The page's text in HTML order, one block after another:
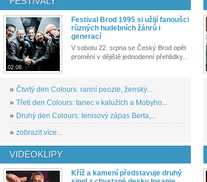
02.08.
Festival Brod 1995 si užijí fanoušci
různých hudebních žánrů i
generací
V sobotu 22. srpna se Český Brod opět
promění v dějiště jednodenní přehlídky...
» Čtvrtý den Colours: ranní peozie, ženský...
» Třetí den Colours: tanec v kalužích a Mobyho...
» Druhý den Colours: tenisový zápas Berta,...
» zobrazit více...
VIDEOKLIPY
Kříž a kamení představuje druhý